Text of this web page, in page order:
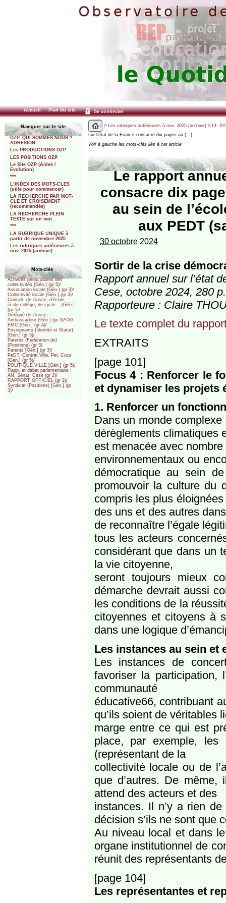
Accueil Plan du site Se connecter
Naviguer sur le site
OZP. QUI SOMMES NOUS ?
ADHESION
Les PRODUCTIONS OZP
LES POSITIONS OZP
Le Site OZP (Aides /
Evolution)
***
L’INDEX DES MOTS-CLES
(utile pour commencer)
LA RECHERCHE PAR MOT-
CLE ET CROISEMENT
(recommandée)
LA RECHERCHE PLEIN
TEXTE sur un mot
***
LA RUBRIQUE UNIQUE à
partir de novembre 2025
Les rubriques antérieures à
nov. 2025 (archive)
Mots-clés
Activités périscolaires des
collectivités [Gén.] (gr 5)/
Association locale (Gén.) (gr 3)/
Collectivité locale [Gén.] (gr 3)/
Conseil, de classe, d’école,
école-collège, de cycle... [Gén.]
(gr 5)/
Délégué de classe,
Ambassadeur [Gén.] (gr 3)/<50
EMC [Gén.] (gr 4)/
Enseignants (Identité et Statut)
[Gén.] (gr 3)/
Parents (Fédération de)
(Positions) (gr 3)
Parents [Gén.] (gr 3)/
PeDT, Contrat Ville, Pel, Cucs
[Gén.] (gr 5)/
POLITIQUE VILLE [Gén.] (gr 5)/
Rapp. et débat parlementaire :
AN, Sénat, Cese (gr 2)/
RAPPORT OFFICIEL (gr 2)/
Syndicat (Positions) [Gén.] (gr
3)/
> Les rubriques antérieures à nov. 2025 (archive)>
III-
sur l’état de la France consacre dix pages au (…)
Voir à gauche les mots-clés liés à cet article
Le rapport
consacre dix
au sein de
aux PEDT
30 octobre 2024
Sortir de la crise
Rapport annuel sur l’état
Cese, octobre 2024, 280 p.
Rapporteure : Claire
Le texte complet du
EXTRAITS
[page 101]
Focus 4 : Renforcer le
et dynamiser les projets
1. Renforcer un
Dans un monde
dérèglements climatiques
est menacée avec
environnementaux ou
démocratique au sein
promouvoir la culture du
compris les plus
des uns et des autres
de reconnaître l’égale
tous les acteurs
considérant que dans un
la vie citoyenne,
seront toujours mieux
démarche devrait aussi
les conditions de la
citoyennes et citoyens à
dans une logique
Les instances au sein et
Les instances de
favoriser la participation,
communauté
éducative66, contribuant
qu’ils soient de véritables
marge entre ce qui est
place, par exemple, les
(représentant de la
collectivité locale ou de
que d’autres. De
attend des acteurs et des
instances. Il n’y a rien
décision s’ils ne sont que
Au niveau local et dans
organe institutionnel de
réunit des représentants
[page 104]
Les représentantes et